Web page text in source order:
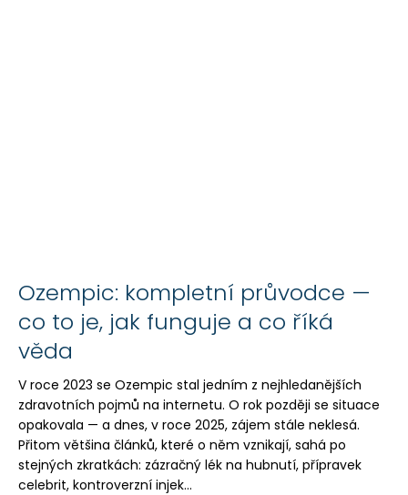
Ozempic: kompletní průvodce —
co to je, jak funguje a co říká
věda
V roce 2023 se Ozempic stal jedním z nejhledanějších
zdravotních pojmů na internetu. O rok později se situace
opakovala — a dnes, v roce 2025, zájem stále neklesá.
Přitom většina článků, které o něm vznikají, sahá po
stejných zkratkách: zázračný lék na hubnutí, přípravek
celebrit, kontroverzní injek...